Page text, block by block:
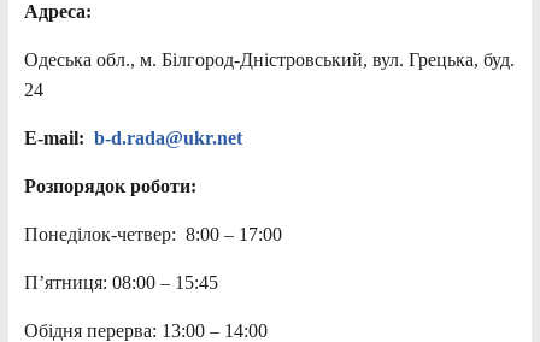
Адреса:
Одеська обл., м. Білгород-Дністровський, вул. Грецька, буд.
24
E-mail: b-d.rada@ukr.net
Розпорядок роботи:
Понеділок-четвер: 8:00 – 17:00
П’ятниця: 08:00 – 15:45
Обідня перерва: 13:00 – 14:00